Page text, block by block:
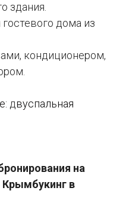
здания.
дома из
кондиционером,
двуспальная
на
Крымбукинг в